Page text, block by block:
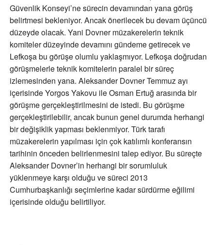
Güvenlik Konseyi’ne sürecin devamından yana görüş
belirtmesi bekleniyor. Ancak önerilecek bu devam üçüncü
düzeyde olacak. Yani Dovner müzakerelerin teknik
komiteler düzeyinde devamını gündeme getirecek ve
Lefkoşa bu görüşe olumlu yaklaşmıyor. Lefkoşa doğrudan
görüşmelerle teknik komitelerin paralel bir süreç
izlemesinden yana. Aleksander Dovner Temmuz ayı
içerisinde Yorgos Yakovu ile Osman Ertuğ arasında bir
görüşme gerçekleştirilmesini de istedi. Bu görüşme
gerçekleştirilebilir, ancak bunun genel durumda herhangi
bir değişiklik yapması beklenmiyor. Türk tarafı
müzakerelerin yapılması için çok katılımlı konferansın
tarihinin önceden belirlenmesini talep ediyor. Bu süreçte
Aleksander Dovner’in herhangi bir sorumluluk
yüklenmeye karşı olduğu ve süreci 2013
Cumhurbaşkanlığı seçimlerine kadar sürdürme eğilimi
içerisinde olduğu belirtiliyor.